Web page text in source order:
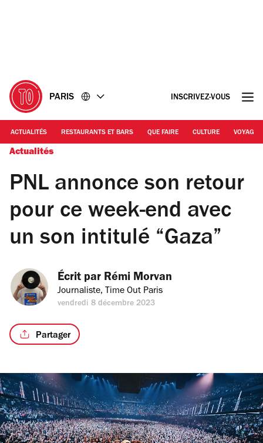
PARIS INSCRIVEZ-VOUS
ACTUALITÉS RESTAURANTS ET BARS QUE FAIRE CULTURE VOYAGE
Actualités
PNL annonce son retour
pour ce week-end avec
un son intitulé “Gaza”
Écrit par Rémi Morvan
Journaliste, Time Out Paris
vendredi 8 décembre 2023
Partager